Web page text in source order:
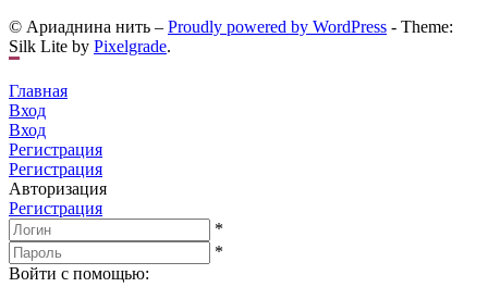
© Ариаднина нить – Proudly powered by WordPress - Theme:
Silk Lite by Pixelgrade.
Главная
Вход
Вход
Регистрация
Регистрация
Авторизация
Регистрация
*
*
Войти с помощью: